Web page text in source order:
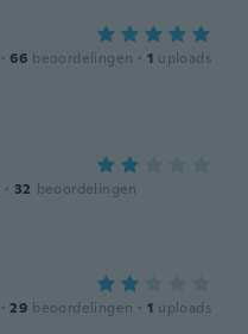
· 66 beoordelingen · 1 uploads
· 32 beoordelingen
· 29 beoordelingen · 1 uploads